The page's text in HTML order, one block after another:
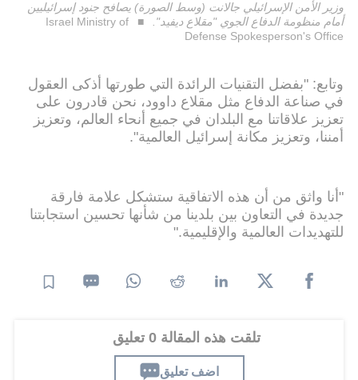
وزير الأمن الإسرائيلي جالانت (وسط الصورة) يصافح جنود إسرائيليين
أمام منظومة الدفاع الجوي "مقلاع ديفيد".
Israel Ministry of
Defense Spokesperson's Office
وتابع: "بفضل التقنيات الرائدة التي طورتها أذكى العقول
في صناعة الدفاع مثل مقلاع داوود، نحن قادرون على
تعزيز علاقاتنا مع البلدان في جميع أنحاء العالم، وتعزيز
أمننا، وتعزيز مكانة إسرائيل العالمية".
"أنا واثق من أن هذه الاتفاقية ستشكل علامة فارقة
جديدة في التعاون بين بلدينا من شأنها تحسين استجابتنا
للتهديدات العالمية والإقليمية."
تلقت هذه المقالة 0 تعليق
اضف تعليق